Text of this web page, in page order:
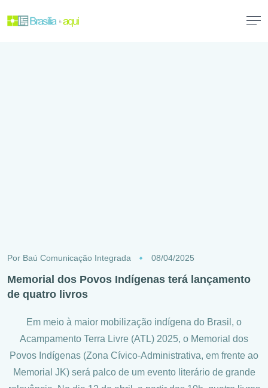
Por Baú Comunicação Integrada 08/04/2025
Memorial dos Povos Indígenas terá lançamento
de quatro livros
Em meio à maior mobilização indígena do Brasil, o
Acampamento Terra Livre (ATL) 2025, o Memorial dos
Povos Indígenas (Zona Cívico-Administrativa, em frente ao
Memorial JK) será palco de um evento literário de grande